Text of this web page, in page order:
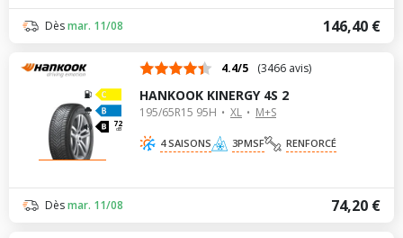
146,40 €
Dèsmar. 11/08
72
dB
4.4/5 (3466 avis)
HANKOOK KINERGY 4S 2
195/65R15 95H XL M+S
4 SAISONS 3PMSF RENFORCÉ
74,20 €
Dèsmar. 11/08